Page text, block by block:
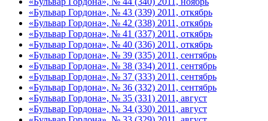
«Бульвар Гордона», № 43 (339) 2011, откябрь
«Бульвар Гордона», № 42 (338) 2011, откябрь
«Бульвар Гордона», № 41 (337) 2011, откябрь
«Бульвар Гордона», № 40 (336) 2011, откябрь
«Бульвар Гордона», № 39 (335) 2011, сентябрь
«Бульвар Гордона», № 38 (334) 2011, сентябрь
«Бульвар Гордона», № 37 (333) 2011, сентябрь
«Бульвар Гордона», № 36 (332) 2011, сентябрь
«Бульвар Гордона», № 35 (331) 2011, август
«Бульвар Гордона», № 34 (330) 2011, август